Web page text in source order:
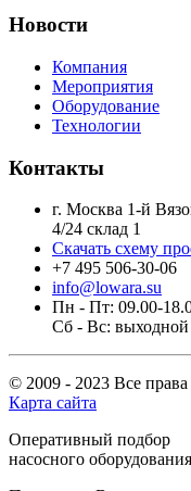
Новости
Компания
Мероприятия
Оборудование
Технологии
Контакты
г. Москва 1-й
4/24 склад 1
Скачать схему
+7 495 506-30-06
info@lowara.su
Пн - Пт: 09.00-
Сб - Вс: выходной
© 2009 - 2023 Все
Карта сайта
Оперативный подбор
насосного оборудования